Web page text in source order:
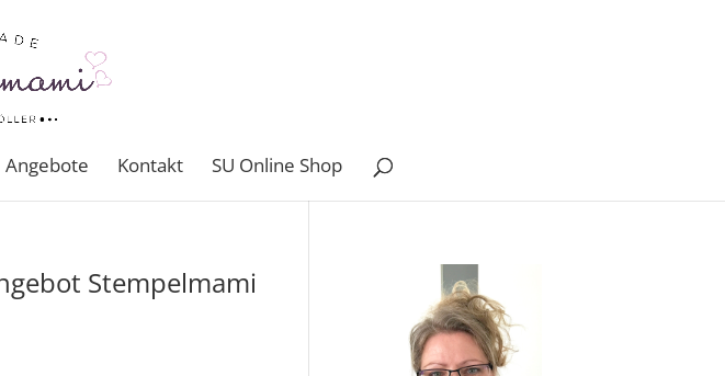
Angebote Kontakt SU Online Shop
Stempelmami